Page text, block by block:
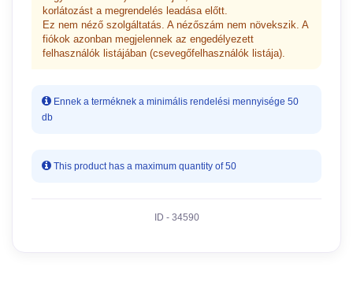
korlátozást a megrendelés leadása előtt.
Ez nem néző szolgáltatás. A nézőszám nem növekszik. A
fiókok azonban megjelennek az engedélyezett
felhasználók listájában (csevegőfelhasználók listája).
Ennek a terméknek a minimális rendelési mennyisége 50
db
This product has a maximum quantity of 50
ID - 34590